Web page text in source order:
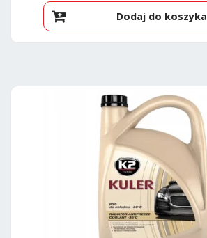
Dodaj do koszyka